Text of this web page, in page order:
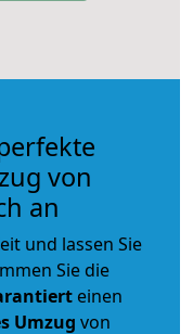
von
an
und lassen Sie
Sie die
einen
Umzug von